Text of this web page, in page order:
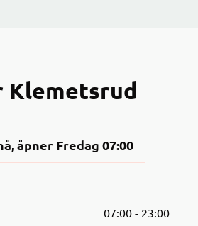
Klemetsrud
åpner Fredag 07:00
07:00 - 23:00